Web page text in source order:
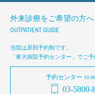
外来診療をご希望の方へ
OUTPATIENT GUIDE
当院は原則予約制です。
「東大病院予約センター」でご予
予約センター
03-5800-